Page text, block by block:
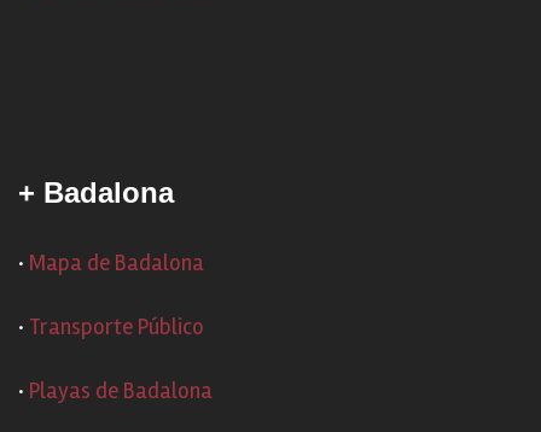
+ Badalona
· Mapa de Badalona
· Transporte Público
· Playas de Badalona